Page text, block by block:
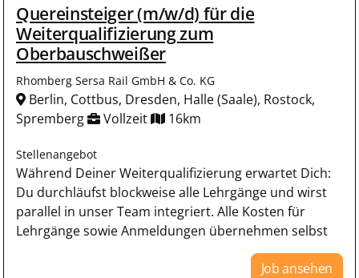
Quereinsteiger (m/w/d) für die
Weiterqualifizierung zum
Oberbauschweißer
Rhomberg Sersa Rail GmbH & Co. KG
Berlin, Cottbus, Dresden, Halle (Saale), Rostock,
Spremberg
Vollzeit 16km
Stellenangebot
Während Deiner Weiterqualifizierung erwartet Dich:
Du durchläufst blockweise alle Lehrgänge und wirst
parallel in unser Team integriert. Alle Kosten für
Lehrgänge sowie Anmeldungen übernehmen selbst
Job ansehen